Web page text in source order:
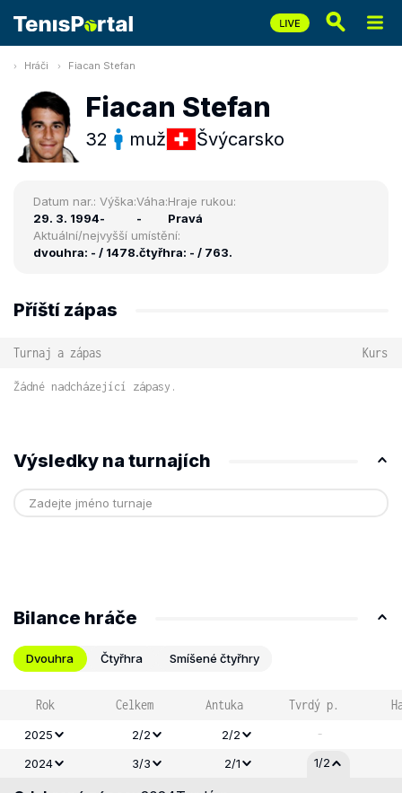
Hráči Fiacan Stefan
Fiacan Stefan
32 muž Švýcarsko
Datum nar.:
29. 3. 1994
Výška:
-
Váha:
-
Hraje rukou:
Pravá
Aktuální/nejvyšší umístění:
dvouhra: - / 1478.čtyřhra: - / 763.
Příští zápas
Turnaj a zápas Kurs
Žádné nadcházející zápasy.
Výsledky na turnajích
Bilance hráče
Dvouhra Čtyřhra Smíšené čtyřhry
Rok Celkem Antuka Tvrdý p.
2025 2/2 2/2 -
2024 3/3 2/1 1/2